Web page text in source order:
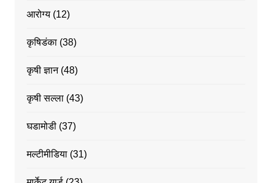
आरोग्य(12)
कृषिडंका(38)
कृषी ज्ञान(48)
कृषी सल्ला(43)
घडामोडी(37)
मल्टीमीडिया(31)